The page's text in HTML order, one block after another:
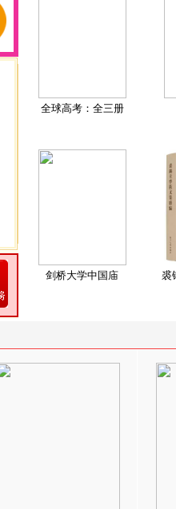
全球高考：全三册
剑桥大学中国庙 裘